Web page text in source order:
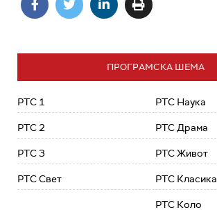
ПРОГРАМСКА ШЕМА
РТС 1
РТС 2
РТС 3
РТС Свет
РТС Наука
РТС Драма
РТС Живот
РТС Класика
РТС Коло